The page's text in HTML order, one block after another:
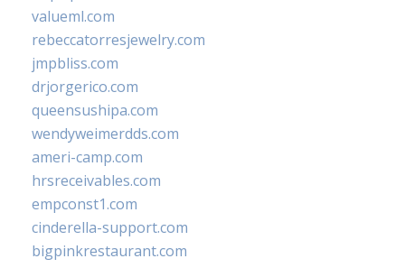
valueml.com
rebeccatorresjewelry.com
jmpbliss.com
drjorgerico.com
queensushipa.com
wendyweimerdds.com
ameri-camp.com
hrsreceivables.com
empconst1.com
cinderella-support.com
bigpinkrestaurant.com